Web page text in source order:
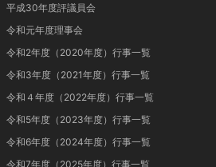
平成30年度評議員会
令和元年度理事会
令和2年度（2020年度）行事一覧
令和3年度（2021年度）行事一覧
令和４年度（2022年度）行事一覧
令和5年度（2023年度）行事一覧
令和6年度（2024年度）行事一覧
令和7年度（2025年度）行事一覧